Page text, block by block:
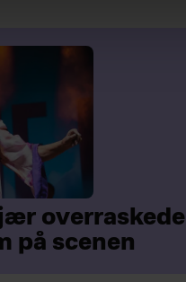
overraskede
på scenen